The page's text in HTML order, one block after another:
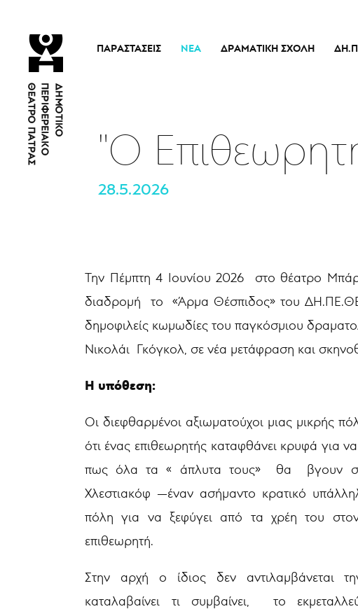
ΠΑΡΑΣΤΆΣΕΙΣ
Εισιτήρια
ΝΈΑ ΔΡΑΜΑΤΙΚΉ ΣΧΟΛΉ
Νέα
"Ο
28.5.2026
Την Πέμπτη 4 Ιουνίου 2026 στο θέατρο
διαδρομή το «Άρμα Θέσπιδος» του
δημοφιλείς κωμωδίες του παγκόσμιου
Νικολάι Γκόγκολ, σε νέα μετάφραση και
Η υπόθεση:
Οι διεφθαρμένοι αξιωματούχοι μιας μικρής
ότι ένας επιθεωρητής καταφθάνει κρυφά για
πως όλα τα « άπλυτα τους» θα βγουν
Χλεστιακόφ —έναν ασήμαντο κρατικό
πόλη για να ξεφύγει από τα χρέη του
επιθεωρητή.
Στην αρχή ο ίδιος δεν αντιλαμβάνεται
καταλαβαίνει τι συμβαίνει, το